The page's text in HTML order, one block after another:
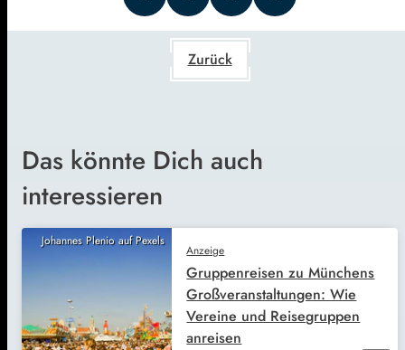
Zurück
Das könnte Dich auch
interessieren
Johannes Plenio auf Pexels
Anzeige
Gruppenreisen zu Münchens
Großveranstaltungen: Wie
Vereine und Reisegruppen
anreisen